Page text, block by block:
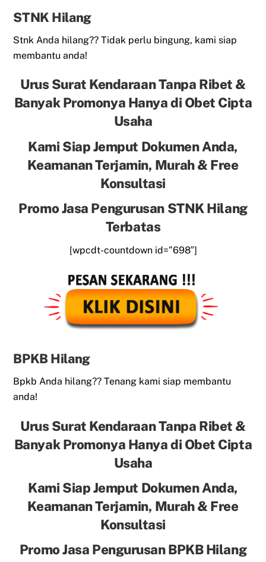
STNK Hilang
Stnk Anda hilang?? Tidak perlu bingung, kami siap
membantu anda!
Urus Surat Kendaraan Tanpa Ribet &
Banyak Promonya Hanya di Obet Cipta
Usaha
Kami Siap Jemput Dokumen Anda,
Keamanan Terjamin, Murah & Free
Konsultasi
Promo Jasa Pengurusan STNK Hilang
Terbatas
[wpcdt-countdown id=”698″]
BPKB Hilang
Bpkb Anda hilang?? Tenang kami siap membantu
anda!
Urus Surat Kendaraan Tanpa Ribet &
Banyak Promonya Hanya di Obet Cipta
Usaha
Kami Siap Jemput Dokumen Anda,
Keamanan Terjamin, Murah & Free
Konsultasi
Promo Jasa Pengurusan BPKB Hilang